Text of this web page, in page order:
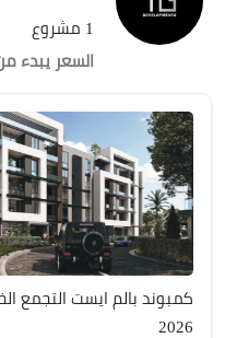
1 مشروع
السعر يبدء
2026